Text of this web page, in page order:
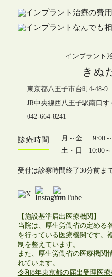
インプラント
きぬ
東京都八王子市台町4-48-9
JR中央線西八王子駅南口す
042-664-8241
診療時間
月～金 9:00～
土・日 10:00～
受付は診察時間終了30分前ま
【施設基準届出医療機関】
当院は、厚生労働省の定める
を行っている医療機関です。
制を整えています。
また、厚生労働省の医療機関
れています。
令和8年東京都の届出受理医